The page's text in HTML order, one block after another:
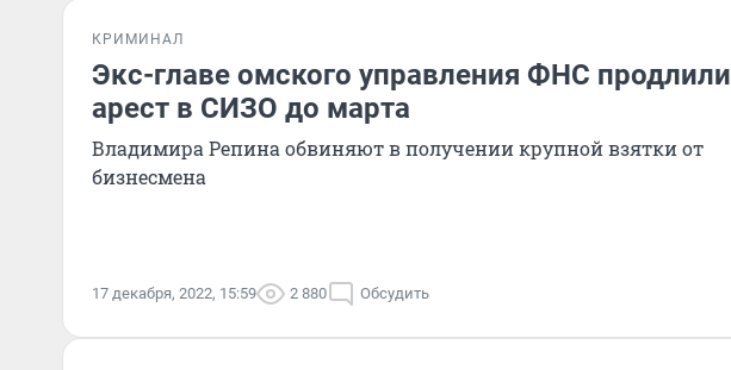
КРИМИНАЛ
Экс-главе омского управления ФНС продлили
арест в СИЗО до марта
Владимира Репина обвиняют в получении крупной взятки от
бизнесмена
17 декабря, 2022, 15:59 2 880 Обсудить